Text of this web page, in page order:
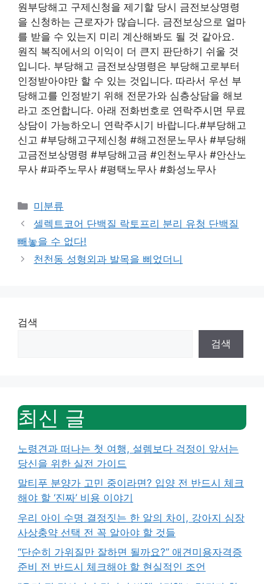
원부당해고 구제신청을 제기할 당시 금전보상명령
을 신청하는 근로자가 많습니다. 금전보상으로 얼마
를 받을 수 있는지 미리 계산해봐도 될 것 같아요.
원직 복직에서의 이익이 더 큰지 판단하기 쉬울 것
입니다. 부당해고 금전보상명령은 부당해고로부터
인정받아야만 할 수 있는 것입니다. 따라서 우선 부
당해고를 인정받기 위해 전문가와 심층상담을 해보
라고 조언합니다. 아래 전화번호로 연락주시면 무료
상담이 가능하오니 연락주시기 바랍니다.#부당해고
신고 #부당해고구제신청 #해고전문노무사 #부당해
고금전보상명령 #부당해고금 #인천노무사 #안산노
무사 #파주노무사 #평택노무사 #화성노무사
Categories
미분류
셀렉트코어 단백질 락토프리 분리 유청 단백질
빼놓을 수 없다!
천천동 성형외과 발목을 삐었더니
검색
검색
최신 글
노령견과 떠나는 첫 여행, 설렘보다 걱정이 앞서는
당신을 위한 실전 가이드
말티푸 분양가 고민 중이라면? 입양 전 반드시 체크
해야 할 ‘진짜’ 비용 이야기
우리 아이 수명 결정짓는 한 알의 차이, 강아지 심장
사상충약 선택 전 꼭 알아야 할 것들
“단순히 가위질만 잘하면 될까요?” 애견미용자격증
준비 전 반드시 체크해야 할 현실적인 조언